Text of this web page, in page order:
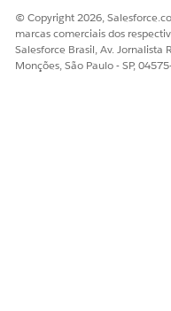
© Copyright 2026,
marcas comerciais dos
Salesforce Brasil, Av.
Monções, São Paulo - SP,